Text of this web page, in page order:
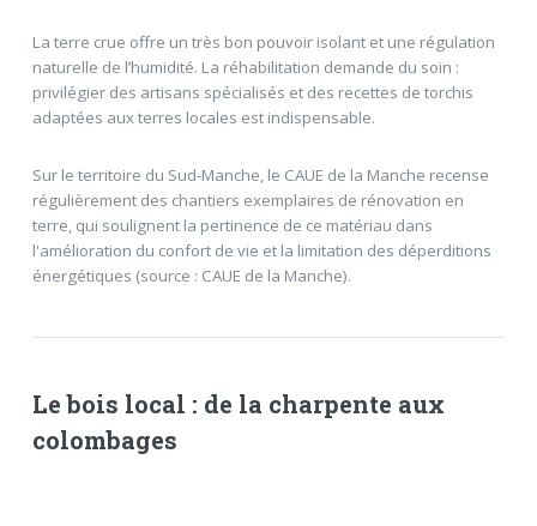
La terre crue offre un très bon pouvoir isolant et une régulation
naturelle de l’humidité. La réhabilitation demande du soin :
privilégier des artisans spécialisés et des recettes de torchis
adaptées aux terres locales est indispensable.
Sur le territoire du Sud-Manche, le CAUE de la Manche recense
régulièrement des chantiers exemplaires de rénovation en
terre, qui soulignent la pertinence de ce matériau dans
l'amélioration du confort de vie et la limitation des déperditions
énergétiques (source : CAUE de la Manche).
Le bois local : de la charpente aux
colombages